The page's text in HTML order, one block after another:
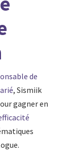
de
, Sismiik
gagner en